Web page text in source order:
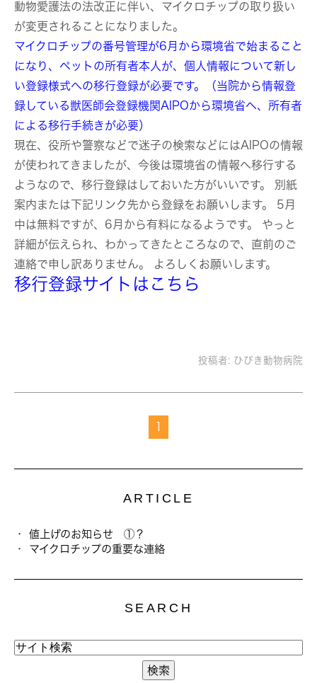
動物愛護法の法改正に伴い、マイクロチップの取り扱い
が変更されることになりました。
マイクロチップの番号管理が6月から環境省で始まること
になり、ペットの所有者本人が、個人情報について新し
い登録様式への移行登録が必要です。（当院から情報登
録している獣医師会登録機関AIPOから環境省へ、所有者
による移行手続きが必要）
現在、役所や警察などで迷子の検索などにはAIPOの情報
が使われてきましたが、今後は環境省の情報へ移行する
ようなので、移行登録はしておいた方がいいです。 別紙
案内または下記リンク先から登録をお願いします。 5月
中は無料ですが、6月から有料になるようです。 やっと
詳細が伝えられ、わかってきたところなので、直前のご
連絡で申し訳ありません。 よろしくお願いします。
移行登録サイトはこちら
投稿者: ひびき動物病院
1
ARTICLE
値上げのお知らせ ①？
マイクロチップの重要な連絡
SEARCH